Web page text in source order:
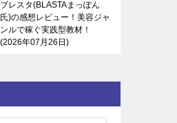
ブレスタ(BLASTAまっぽん
氏)の感想レビュー！美容ジャ
ンルで稼ぐ実践型教材！
2026年07月26日